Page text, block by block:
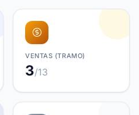
VENTAS (TRAMO)
3/13